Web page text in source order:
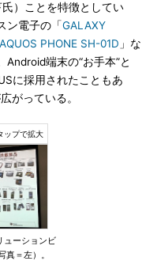
）ことを特徴としてい
ン電子の「GALAXY
AQUOS PHONE SH-01D 」な
端末の“お手本”と
に採用されたこともあ
がっている。
ューションビ
＝左）。